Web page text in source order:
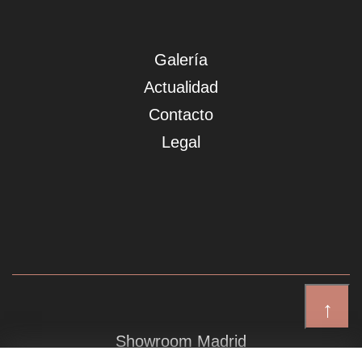
↑
Galería
Actualidad
Contacto
Legal
Showroom Madrid